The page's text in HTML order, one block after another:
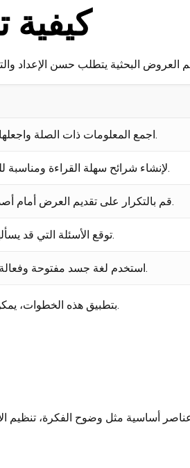
كيفية
اجمع المعلومات ذات الصلة واجعلها منظمة في نقاط رئيسية تركز على الموضوع.
استخدم برامج مثل PowerPoint أو Prezi لإنشاء شرائح سهلة القراءة ومناسبة للعرض.
قم بالتكرار على تقديم العرض أمام أصدقاء أو زملاء للحصول على ملاحظاتهم وتعليقاتهم.
توقع الأسئلة التي قد يسألها الجمهور وحضر إجابات واضحة لها.
استخدم لغة جسد مفتوحة وفعالة لتعزيز النقاط المهمة ولإبقاء انتباه الجمهور.
بتطبيق هذه الخطوات، يمكن للباحث تقديم عروض بحثية فعالة ومتقنة، مما يساعد في تعزيز التواصل مع الجمهور ونقل الأفكار بطريقة مثيرة للاهتمام.
أساسية مثل وضوح الفكرة، تنظيم